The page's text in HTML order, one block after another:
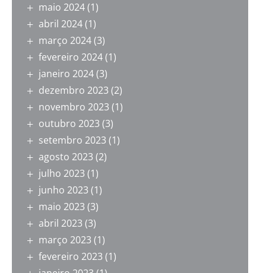
maio 2024(1)
abril 2024(1)
março 2024(3)
fevereiro 2024(1)
janeiro 2024(3)
dezembro 2023 (2)
novembro 2023 (1)
outubro 2023 (3)
setembro 2023 (1)
agosto 2023 (2)
julho 2023 (1)
junho 2023 (1)
maio 2023 (3)
abril 2023 (3)
março 2023 (1)
fevereiro 2023 (1)